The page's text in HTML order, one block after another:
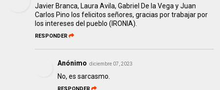
Javier Branca, Laura Avila, Gabriel De la Vega y Juan
Carlos Pino los felicitos señores, gracias por trabajar por
los intereses del pueblo (IRONIA).
RESPONDER
Anónimo diciembre 07, 2023
No, es sarcasmo.